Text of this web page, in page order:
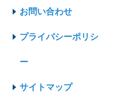
お問い合わせ
プライバシーポリシ
ー
サイトマップ